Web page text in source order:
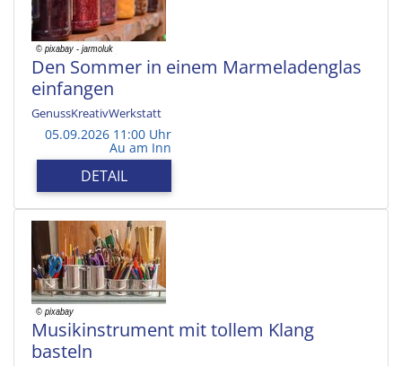
Den Sommer in einem Marmeladenglas
einfangen
GenussKreativWerkstatt
05.09.2026 11:00 Uhr
Au am Inn
DETAIL
Musikinstrument mit tollem Klang
basteln